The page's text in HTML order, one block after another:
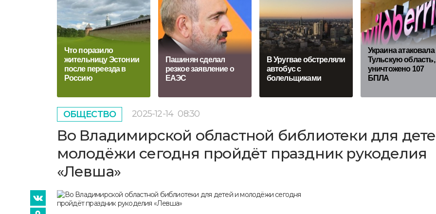
Что поразило
жительницу Эстонии
после переезда в
Россию
Пашинян сделал
резкое заявление о
ЕАЭС
В Уругвае обстреляли
автобус с
болельщиками
Украина атаковала
Тульскую область,
уничтожено 107
БПЛА
ОБЩЕСТВО 2025-12-14 08:30
Во Владимирской областной библиотеки для
молодёжи сегодня пройдёт праздник рукоделия
«Левша»